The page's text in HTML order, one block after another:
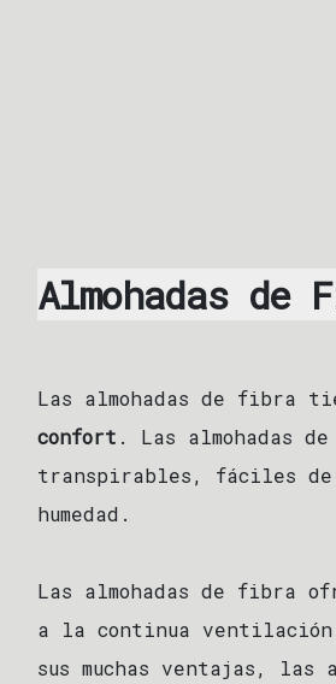
Almohadas de
Las almohadas de fibra
confort . Las almohadas
transpirables, fáciles
humedad.
Las almohadas de fibra
a la continua
sus muchas ventajas, las